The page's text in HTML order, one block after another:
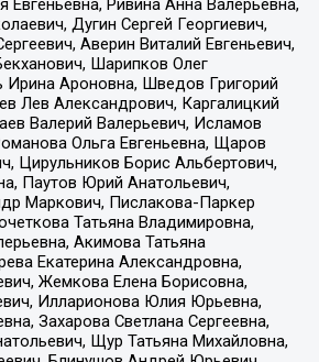
Евгеньевна, Ривина Анна Валерьевна,
Дугин Сергей Георгиевич,
Аверин Виталий Евгеньевич,
Шарипков Олег
Ароновна, Шведов Григорий
Лев Александрович, Каргалицкий
Валерий Валерьевич, Исламов
Ольга Евгеньевна, Щаров
Цирульников Борис Альбертович,
Паутов Юрий Анатольевич,
Маркович, Пислакова-Паркер
Татьяна Владимировна,
Акимова Татьяна
Екатерина Александровна,
Жемкова Елена Борисовна,
Илларионова Юлия Юрьевна,
Захарова Светлана Сергеевна,
Щур Татьяна Михайловна,